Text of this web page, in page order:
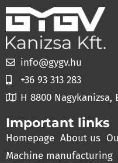
info@gygv.hu
+36 93 313 283
H 8800 Nagykanizsa,
Important links
Homepage About us
Machine manufacturing